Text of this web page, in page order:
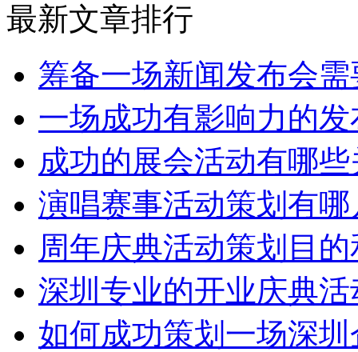
最新文章排行
筹备一场新闻发布会
一场成功有影响力的
成功的展会活动有哪
演唱赛事活动策划有
周年庆典活动策划目
深圳专业的开业庆典
如何成功策划一场深